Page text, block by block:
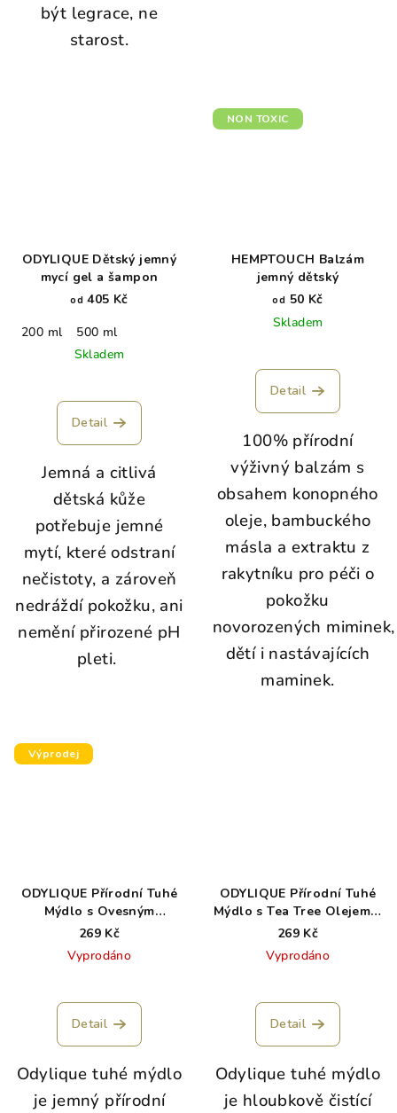
být legrace, ne
starost.
ODYLIQUE Dětský jemný
mycí gel a šampon
od 405 Kč
200 ml
500 ml
Skladem
Detail
Jemná a citlivá
dětská kůže
potřebuje jemné
mytí, které odstraní
nečistoty, a zároveň
nedráždí pokožku, ani
nemění přirozené pH
pleti.
NON TOXIC
HEMPTOUCH Balzám
jemný dětský
od 50 Kč
Skladem
Detail
100% přírodní
výživný balzám s
obsahem konopného
oleje, bambuckého
másla a extraktu z
rakytníku pro péči o
pokožku
novorozených miminek,
dětí i nastávajících
maminek.
Výprodej
ODYLIQUE Přírodní Tuhé
Mýdlo s Ovesným
Výtažkem a Medem 100 g
269 Kč
Vyprodáno
Detail
Odylique tuhé mýdlo
je jemný přírodní
ODYLIQUE Přírodní Tuhé
Mýdlo s Tea Tree Olejem a
Zeleným Jílem 100 g
269 Kč
Vyprodáno
Detail
Odylique tuhé mýdlo
je hloubkově čistící